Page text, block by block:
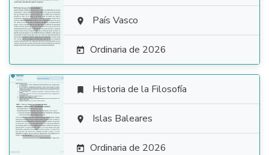
  País Vasco
 Ordinaria de 2026

 Historia de la Filosofía
 Islas Baleares
 Ordinaria de 2026